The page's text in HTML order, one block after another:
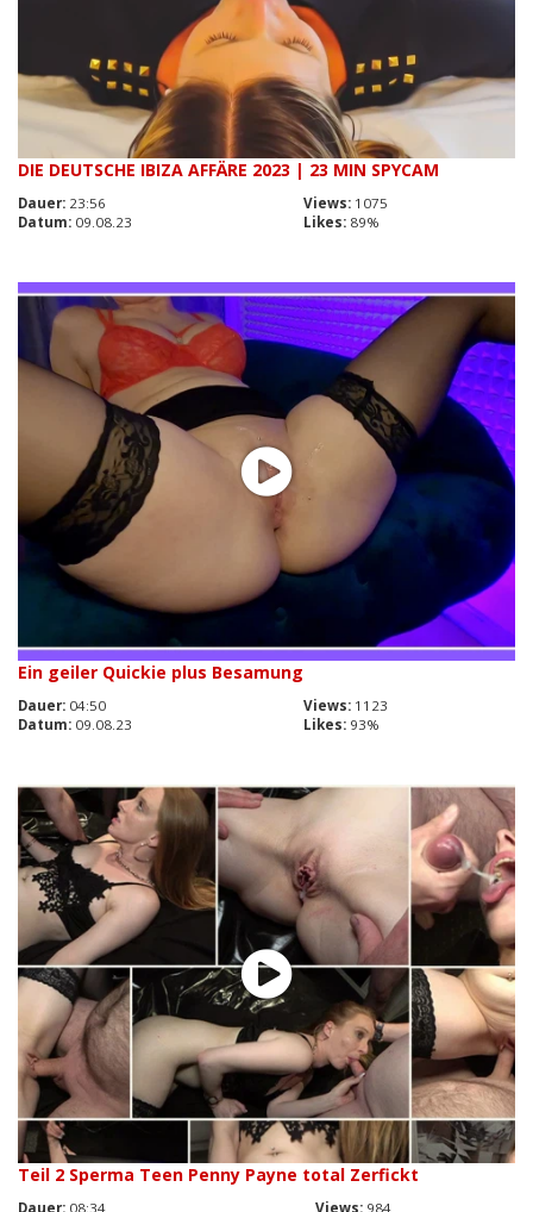
DIE DEUTSCHE IBIZA AFFÄRE 2023 | 23 MIN SPYCAM
Dauer: 23:56 Views: 1075
Datum: 09.08.23 Likes: 89%
Ein geiler Quickie plus Besamung
Dauer: 04:50 Views: 1123
Datum: 09.08.23 Likes: 93%
Teil 2 Sperma Teen Penny Payne total Zerfickt
Dauer: 08:34 Views: 984